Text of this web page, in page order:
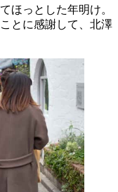
ほっとした年明け。
とに感謝して、北澤